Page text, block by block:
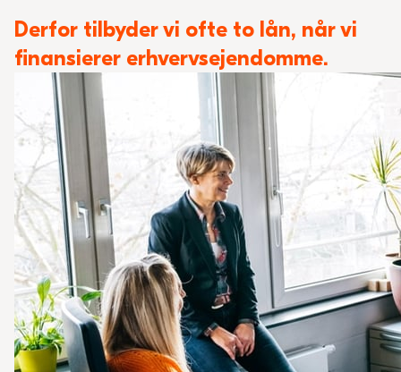
Derfor tilbyder vi ofte to lån, når vi
finansierer erhvervsejendomme.